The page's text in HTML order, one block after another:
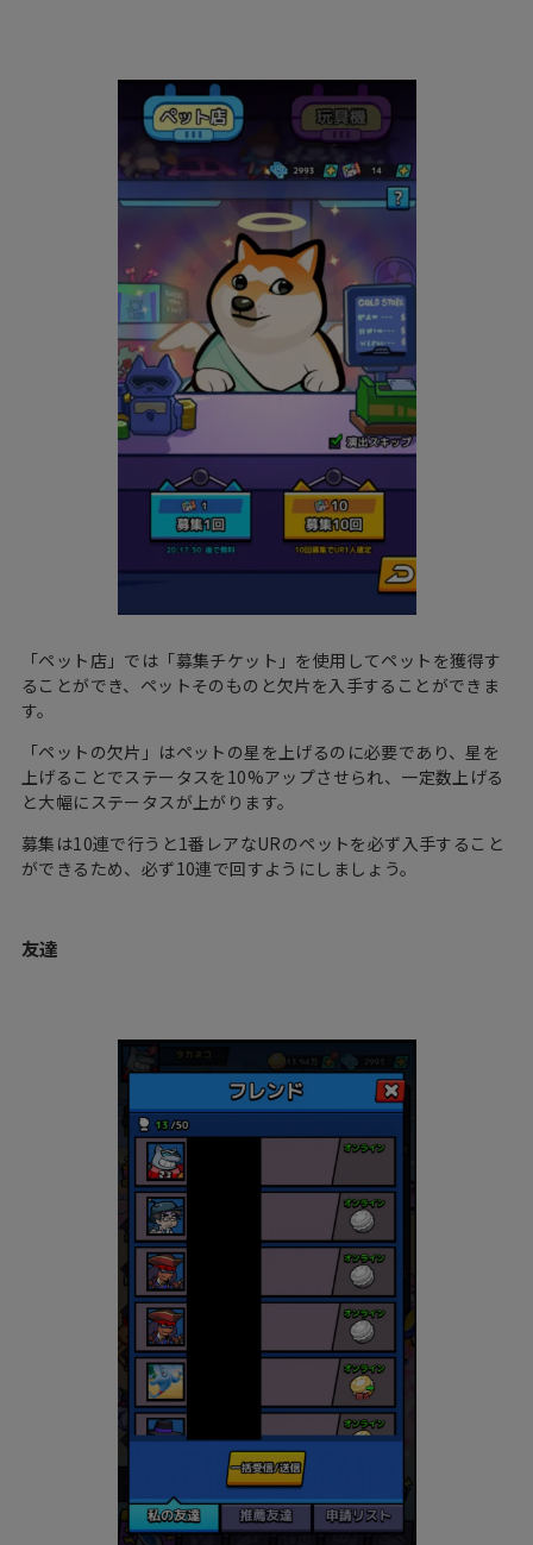
「ペット店」では「募集チケット」を使用してペットを獲得す
ることができ、ペットそのものと欠片を入手することができま
す。
「ペットの欠片」はペットの星を上げるのに必要であり、星を
上げることでステータスを10%アップさせられ、一定数上げる
と大幅にステータスが上がります。
募集は10連で行うと1番レアなURのペットを必ず入手すること
ができるため、必ず10連で回すようにしましょう。
友達